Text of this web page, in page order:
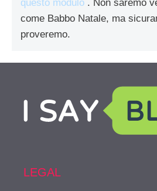
questo modulo . Non saremo
come Babbo Natale, ma
proveremo.
LEGAL